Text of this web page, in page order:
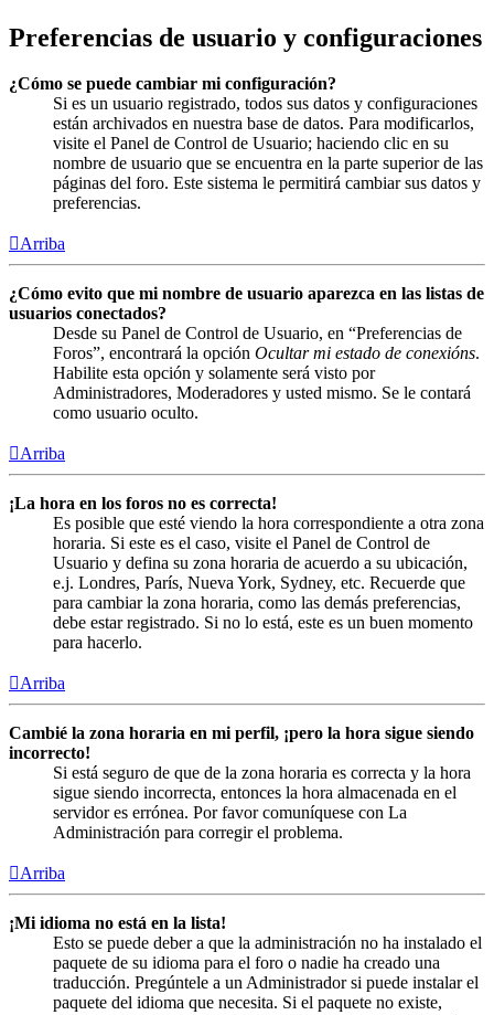
Preferencias de usuario y configuraciones
¿Cómo se puede cambiar mi configuración?
Si es un usuario registrado, todos sus datos y configuraciones
están archivados en nuestra base de datos. Para modificarlos,
visite el Panel de Control de Usuario; haciendo clic en su
nombre de usuario que se encuentra en la parte superior de las
páginas del foro. Este sistema le permitirá cambiar sus datos y
preferencias.
Arriba
¿Cómo evito que mi nombre de usuario aparezca en las listas de
usuarios conectados?
Desde su Panel de Control de Usuario, en “Preferencias de
Foros”, encontrará la opción Ocultar mi estado de conexións.
Habilite esta opción y solamente será visto por
Administradores, Moderadores y usted mismo. Se le contará
como usuario oculto.
Arriba
¡La hora en los foros no es correcta!
Es posible que esté viendo la hora correspondiente a otra zona
horaria. Si este es el caso, visite el Panel de Control de
Usuario y defina su zona horaria de acuerdo a su ubicación,
e.j. Londres, París, Nueva York, Sydney, etc. Recuerde que
para cambiar la zona horaria, como las demás preferencias,
debe estar registrado. Si no lo está, este es un buen momento
para hacerlo.
Arriba
Cambié la zona horaria en mi perfil, ¡pero la hora sigue siendo
incorrecto!
Si está seguro de que de la zona horaria es correcta y la hora
sigue siendo incorrecta, entonces la hora almacenada en el
servidor es errónea. Por favor comuníquese con La
Administración para corregir el problema.
Arriba
¡Mi idioma no está en la lista!
Esto se puede deber a que la administración no ha instalado el
paquete de su idioma para el foro o nadie ha creado una
traducción. Pregúntele a un Administrador si puede instalar el
paquete del idioma que necesita. Si el paquete no existe,